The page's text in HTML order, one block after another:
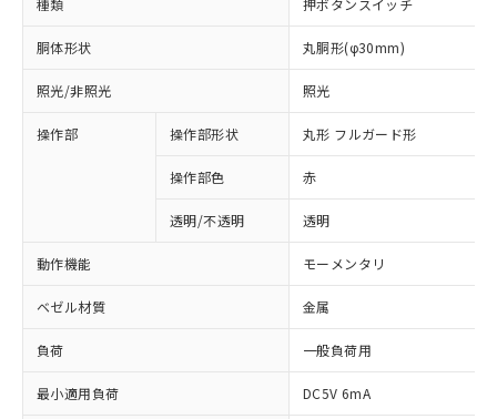
種類 押ボタンスイッチ
胴体形状 丸胴形(φ30mm)
照光/非照光 照光
操作部 操作部形状 丸形 フルガード形
操作部色 赤
透明/不透明 透明
動作機能 モーメンタリ
ベゼル材質 金属
負荷 一般負荷用
最小適用負荷 DC5V 6mA